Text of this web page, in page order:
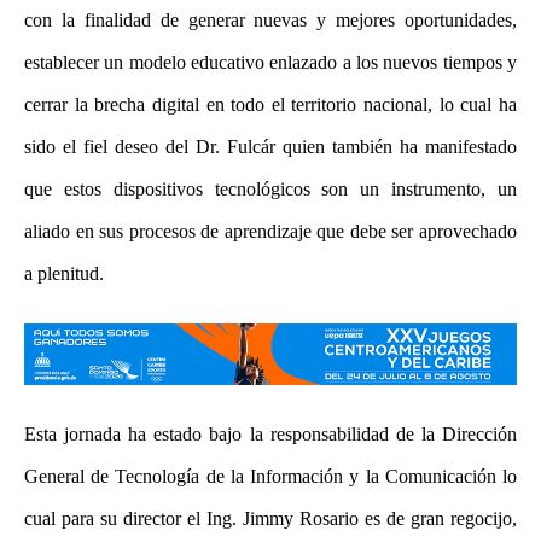
con la finalidad de generar nuevas y mejores oportunidades,
establecer un modelo educativo enlazado a los nuevos tiempos y
cerrar la brecha digital en todo el territorio nacional, lo cual ha
sido el fiel deseo del Dr. Fulcár quien también ha manifestado
que estos dispositivos tecnológicos son un instrumento, un
aliado en sus procesos de aprendizaje que debe ser aprovechado
a plenitud.
Esta jornada ha estado bajo la responsabilidad de la Dirección
General de Tecnología de la Información y la Comunicación lo
cual para su director el Ing. Jimmy Rosario es de gran regocijo,